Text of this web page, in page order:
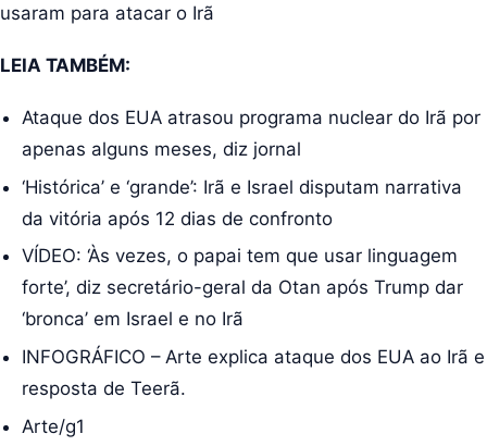
usaram para atacar o Irã
LEIA TAMBÉM:
Ataque dos EUA atrasou programa nuclear do Irã por
apenas alguns meses, diz jornal
‘Histórica’ e ‘grande’: Irã e Israel disputam narrativa
da vitória após 12 dias de confronto
VÍDEO: ‘Às vezes, o papai tem que usar linguagem
forte’, diz secretário-geral da Otan após Trump dar
‘bronca’ em Israel e no Irã
INFOGRÁFICO – Arte explica ataque dos EUA ao Irã e
resposta de Teerã.
Arte/g1